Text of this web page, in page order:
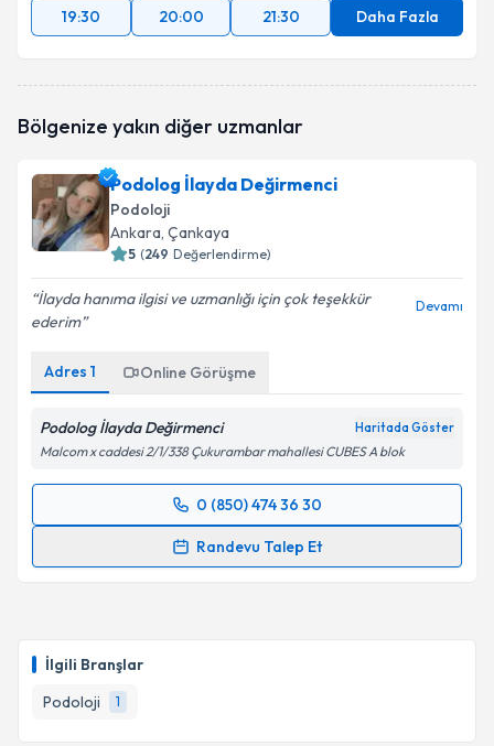
İlgili Branşlar
Podoloji
1
19:30
20:00 21:30 Daha Fazla
Bölgenize yakın diğer uzmanlar
Podolog İlayda Değirmenci
Podoloji
Ankara, Çankaya
5 (249 Değerlendirme)
İlayda hanıma ilgisi ve uzmanlığı için çok teşekkür
ederim
Devamı
Adres 1 Online Görüşme
Podolog İlayda Değirmenci Haritada Göster
Malcom x caddesi 2/1/338 Çukurambar mahallesi CUBES A blok
0 (850) 474 36 30
Randevu Talep Et
Randevu Takvimi Talebi
bilgilendireceğiz.
E-posta Adresiniz